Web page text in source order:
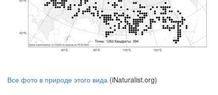
Все фото в природе этого вида (iNaturalist.org)